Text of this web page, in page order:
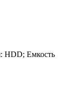
HDD; Емкость